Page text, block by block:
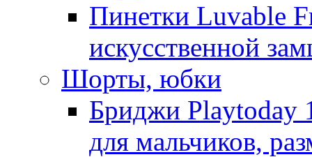
Пинетки Luvable
искусственной
Шорты, юбки
Бриджи Playtoday
для мальчиков,